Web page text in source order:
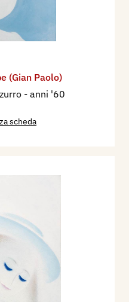
(Gian Paolo)
- anni '60
scheda